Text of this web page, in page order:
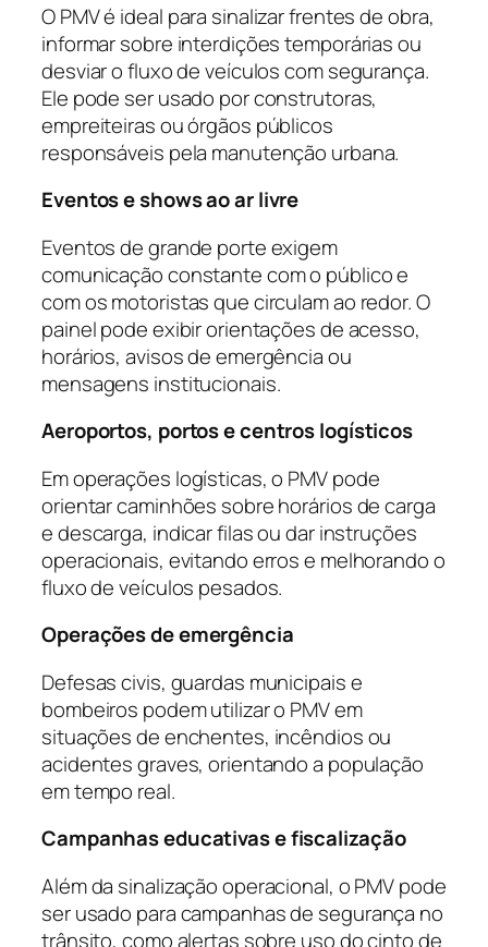
O PMV é ideal para sinalizar frentes de obra,
informar sobre interdições temporárias ou
desviar o fluxo de veículos com segurança.
Ele pode ser usado por construtoras,
empreiteiras ou órgãos públicos
responsáveis pela manutenção urbana.
Eventos e shows ao ar livre
Eventos de grande porte exigem
comunicação constante com o público e
com os motoristas que circulam ao redor. O
painel pode exibir orientações de acesso,
horários, avisos de emergência ou
mensagens institucionais.
Aeroportos, portos e centros logísticos
Em operações logísticas, o PMV pode
orientar caminhões sobre horários de carga
e descarga, indicar filas ou dar instruções
operacionais, evitando erros e melhorando o
fluxo de veículos pesados.
Operações de emergência
Defesas civis, guardas municipais e
bombeiros podem utilizar o PMV em
situações de enchentes, incêndios ou
acidentes graves, orientando a população
em tempo real.
Campanhas educativas e fiscalização
Além da sinalização operacional, o PMV pode
ser usado para campanhas de segurança no
trânsito, como alertas sobre uso do cinto de